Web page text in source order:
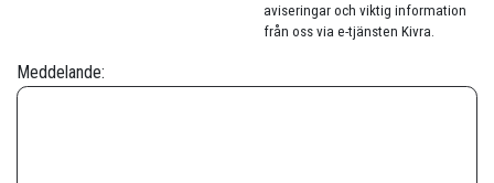
aviseringar och viktig information
från oss via e-tjänsten Kivra.
Meddelande: